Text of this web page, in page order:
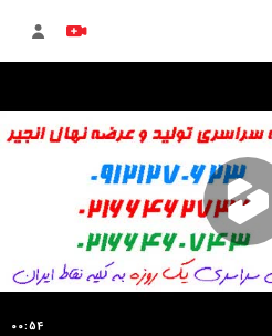
پخش
00:54